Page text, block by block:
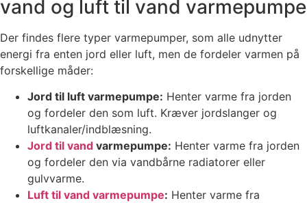
vand og luft til vand varmepumpe
Der findes flere typer varmepumper, som alle udnytter
energi fra enten jord eller luft, men de fordeler varmen på
forskellige måder:
Jord til luft varmepumpe: Henter varme fra jorden
og fordeler den som luft. Kræver jordslanger og
luftkanaler/indblæsning.
Jord til vand varmepumpe: Henter varme fra jorden
og fordeler den via vandbårne radiatorer eller
gulvvarme.
Luft til vand varmepumpe: Henter varme fra